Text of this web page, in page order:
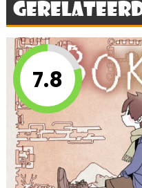
7.8